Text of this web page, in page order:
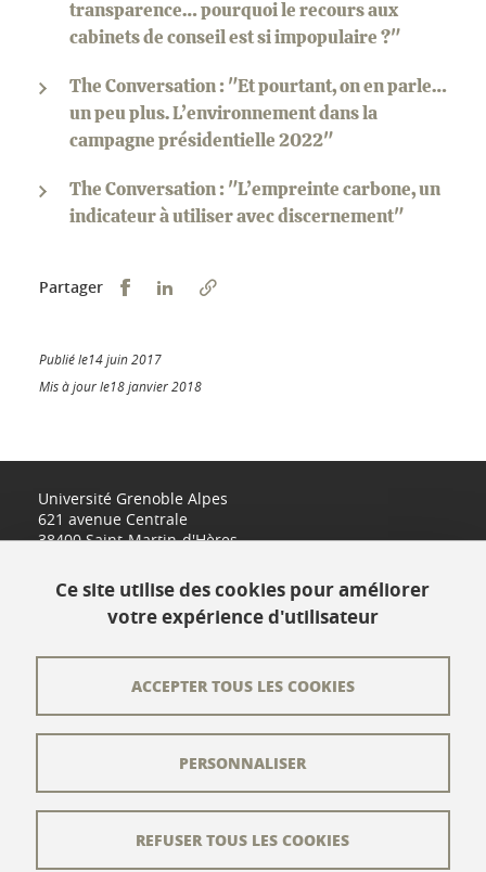
transparence… pourquoi le recours aux
cabinets de conseil est si impopulaire ?"
The Conversation : "Et pourtant, on en parle…
un peu plus. L’environnement dans la
campagne présidentielle 2022"
The Conversation : "L’empreinte carbone, un
indicateur à utiliser avec discernement"
Partager Partager sur Facebook
Partager sur LinkedIn
Publié le14 juin 2017
Mis à jour le18 janvier 2018
Université Grenoble Alpes
621 avenue Centrale
38400 Saint-Martin-d'Hères
L'équipe éditoriale
Crédits
Mentions légales
Ce site utilise des cookies pour améliorer
votre expérience d'utilisateur
ACCEPTER TOUS LES COOKIES
REFUSER TOUS LES COOKIES
PERSONNALISER